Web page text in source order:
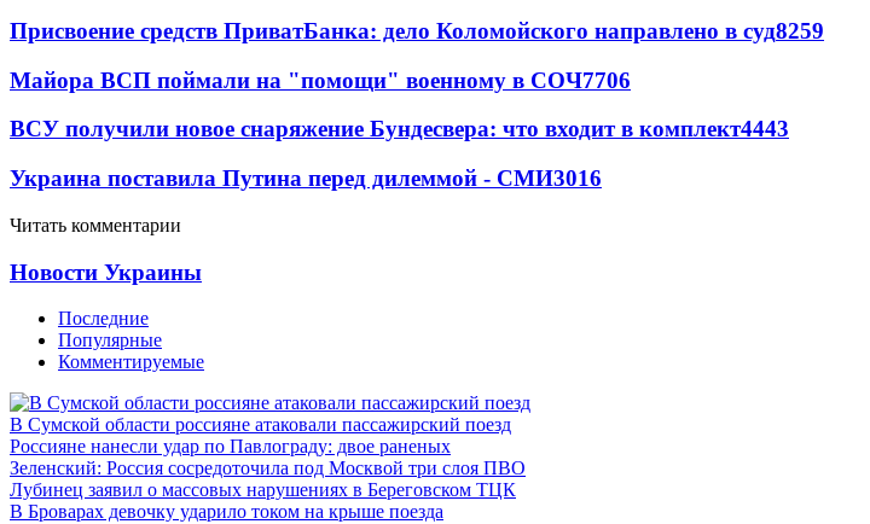
Присвоение средств ПриватБанка: дело Коломойского направлено в суд8259
Майора ВСП поймали на "помощи" военному в СОЧ7706
ВСУ получили новое снаряжение Бундесвера: что входит в комплект4443
Украина поставила Путина перед дилеммой - СМИ3016
Читать комментарии
Новости Украины
Последние
Популярные
Комментируемые
В Сумской области россияне атаковали пассажирский поезд
Россияне нанесли удар по Павлограду: двое раненых
Зеленский: Россия сосредоточила под Москвой три слоя ПВО
Лубинец заявил о массовых нарушениях в Береговском ТЦК
В Броварах девочку ударило током на крыше поезда